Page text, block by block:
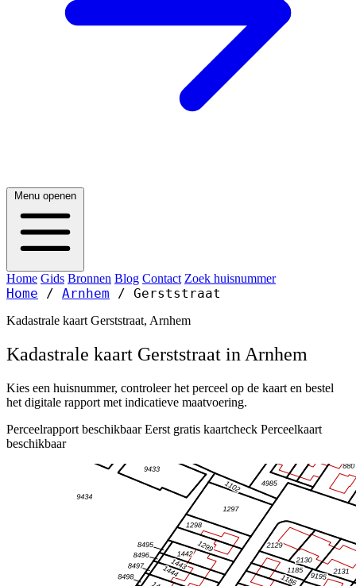
Menu openen
Home Gids Bronnen Blog Contact Zoek huisnummer
Home / Arnhem / Gerststraat
Kadastrale kaart Gerststraat, Arnhem
Kadastrale kaart Gerststraat in Arnhem
Kies een huisnummer, controleer het perceel op de kaart en bestel
het digitale rapport met indicatieve maatvoering.
Perceelrapport beschikbaar Eerst gratis kaartcheck Perceelkaart
beschikbaar